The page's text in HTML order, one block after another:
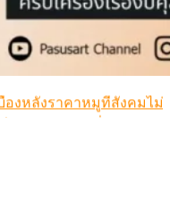
กว่า 12.6 ตัน สมุทรสาคร
องหลังราคาหมูที่สังคมไม่
6 บาท/แผง เริ่ม 7 ส.ค.69